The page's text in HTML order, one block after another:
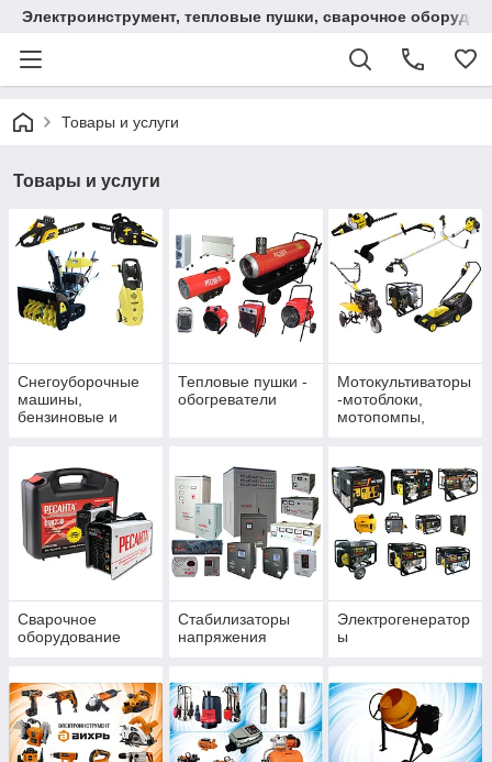
Электроинструмент, тепловые пушки, сварочное
Товары и услуги
Товары и услуги
Снегоуборочные
машины,
бензиновые и
давления
Тепловые пушки -
обогреватели
Мотокультиваторы
-мотоблоки,
мотопомпы,
кусторезы
Сварочное
оборудование
Стабилизаторы
напряжения
Электрогенератор
ы